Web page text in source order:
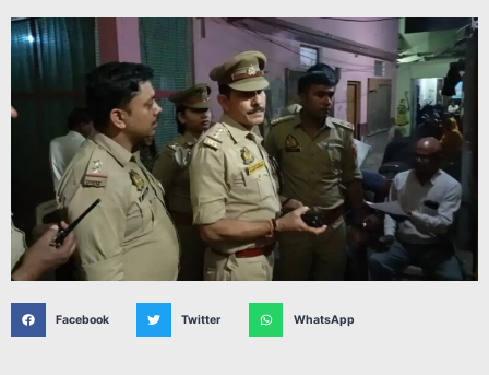
Facebook Twitter WhatsApp